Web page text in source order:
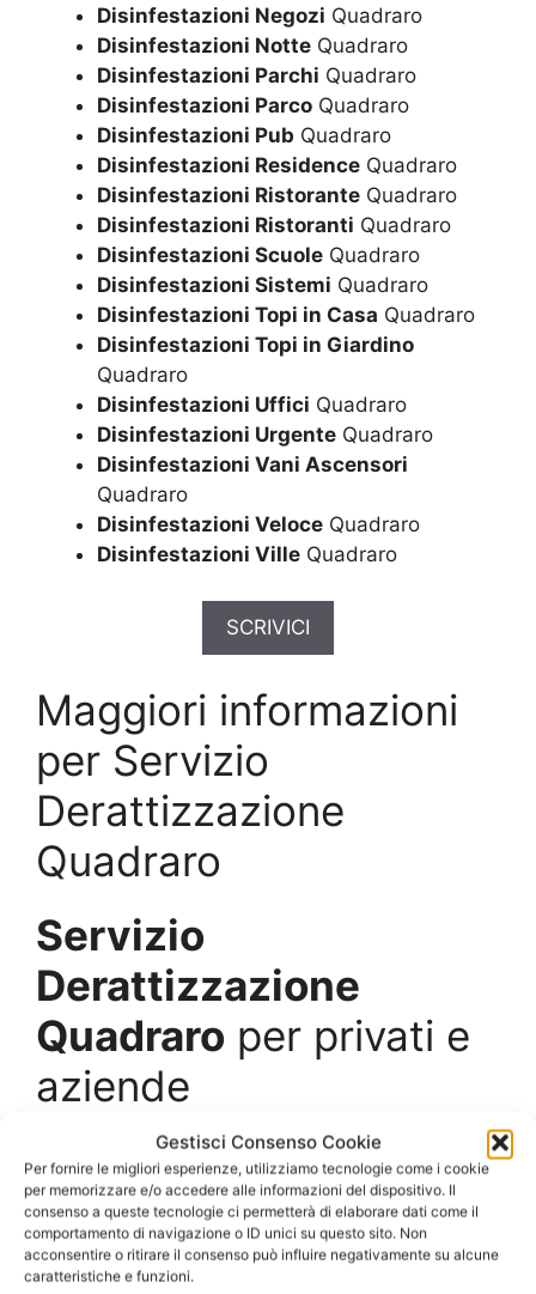
Gestisci Consenso Cookie
Per fornire le migliori esperienze, utilizziamo tecnologie come i cookie
per memorizzare e/o accedere alle informazioni del dispositivo. Il
consenso a queste tecnologie ci permetterà di elaborare dati come il
comportamento di navigazione o ID unici su questo sito. Non
acconsentire o ritirare il consenso può influire negativamente su alcune
caratteristiche e funzioni.
Disinfestazioni Negozi Quadraro
Disinfestazioni Notte Quadraro
Disinfestazioni Parchi Quadraro
Disinfestazioni Parco Quadraro
Disinfestazioni Pub Quadraro
Disinfestazioni Residence Quadraro
Disinfestazioni Ristorante Quadraro
Disinfestazioni Ristoranti Quadraro
Disinfestazioni Scuole Quadraro
Disinfestazioni Sistemi Quadraro
Disinfestazioni Topi in Casa Quadraro
Disinfestazioni Topi in Giardino
Quadraro
Disinfestazioni Uffici Quadraro
Disinfestazioni Urgente Quadraro
Disinfestazioni Vani Ascensori
Quadraro
Disinfestazioni Veloce Quadraro
Disinfestazioni Ville Quadraro
SCRIVICI
Maggiori informazioni
per Servizio
Derattizzazione
Quadraro
Servizio
Derattizzazione
Quadraro per privati e
aziende
Le infestazioni di topi e ratti sono molto diffuse,
non solo in campagna ma anche negli ambienti
urbani, e rappresentano un problema non
irrilevante nei confronti dell’igiene, della salute e
dell’ambiente naturale.